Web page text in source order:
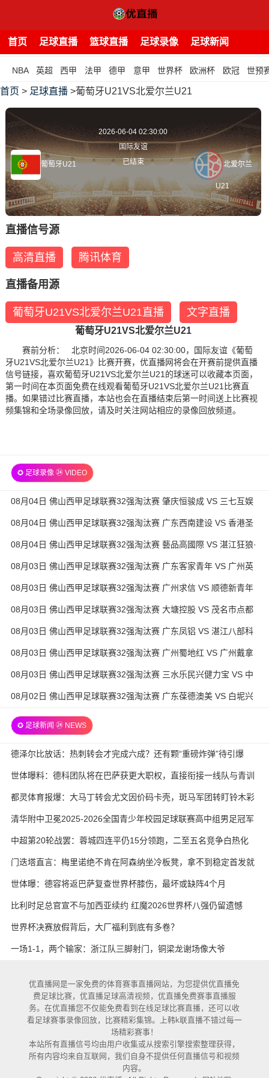
首页 足球直播 篮球直播 足球录像 足球新闻
NBA 英超 西甲 法甲 德甲 意甲 世界杯 欧洲杯 欧冠 世预
首页 > 足球直播 >葡萄牙U21VS北爱尔兰U21
葡萄牙U21
2026-06-04 02:30:00
国际友谊
已结束
北爱尔兰
U21
直播信号源
高清直播 腾讯体育
直播备用源
葡萄牙U21VS北爱尔兰U21直播 文字直播
葡萄牙U21VS北爱尔兰U21
赛前分析： 北京时间2026-06-04 02:30:00，国际友谊《葡萄
牙U21VS北爱尔兰U21》比赛开赛，优直播网将会在开赛前提供直播
信号链接，喜欢葡萄牙U21VS北爱尔兰U21的球迷可以收藏本页面，
第一时间在本页面免费在线观看葡萄牙U21VS北爱尔兰U21比赛直
播。如果错过比赛直播，本站也会在直播结束后第一时间送上比赛视
频集锦和全场录像回放，请及时关注网站相应的录像回放频道。
✪ 足球录像 ㉔ VIDEO
08月04日 佛山西甲足球联赛32强淘汰赛 肇庆恒骏成 VS 三七互娱
全场录像
08月04日 佛山西甲足球联赛32强淘汰赛 广东西南建设 VS 香港圣
徒 全场录像
08月04日 佛山西甲足球联赛32强淘汰赛 藝品高國際 VS 湛江狂狼·
粵辉能源 全场录像
08月03日 佛山西甲足球联赛32强淘汰赛 广东客家青年 VS 广州英
华思力U17 全场录像
08月03日 佛山西甲足球联赛32强淘汰赛 广州求信 VS 顺德新青年
全场录像
08月03日 佛山西甲足球联赛32强淘汰赛 大塘控股 VS 茂名市点都
得 全场录像
08月03日 佛山西甲足球联赛32强淘汰赛 广东凤铝 VS 湛江八部科
技 全场录像
08月03日 佛山西甲足球联赛32强淘汰赛 广州蜀地红 VS 广州戴拿
模 全场录像
08月03日 佛山西甲足球联赛32强淘汰赛 三水乐民兴健力宝 VS 中
国澳门澳科精英 全场录像
08月02日 佛山西甲足球联赛32强淘汰赛 广东葆德澳美 VS 白坭兴
✪ 足球新闻 ㉔ NEWS
德泽尔比放话：热刺转会才完成六成？还有颗“重磅炸弹”待引爆
世体曝料：德科团队将在巴萨获更大职权，直接衔接一线队与青训
都灵体育报爆：大马丁转会尤文因价码卡壳，斑马军团转盯铃木彩
艳与维卡里奥
清华附中卫冕2025-2026全国青少年校园足球联赛高中组男足冠军
中超第20轮战罢：蓉城四连平仍15分领跑，二至五名竞争白热化
门迭塔直言：梅里诺绝不肯在阿森纳坐冷板凳，拿不到稳定首发就
考虑另寻出路
世体曝：德容将返巴萨复查世界杯膝伤，最坏或缺阵4个月
比利时足总官宣不与加西亚续约 红魔2026世界杯八强仍留遗憾
世界杯决赛放假背后，大厂福利到底有多卷？
一场1-1，两个输家：浙江队三脚射门，铜梁龙谢场像大爷
优直播网是一家免费的体育赛事直播网站，为您提供优直播免
费足球比赛，优直播足球高清视频，优直播免费赛事直播服
务。在优直播您不仅能免费看到在线足球比赛直播，还可以收
看足球赛事录像回放，比赛精彩集锦。上韩k联直播不错过每一
场精彩赛事！
本站所有直播信号均由用户收集或从搜索引擎搜索整理获得，
所有内容均来自互联网，我们自身不提供任何直播信号和视频
内容。